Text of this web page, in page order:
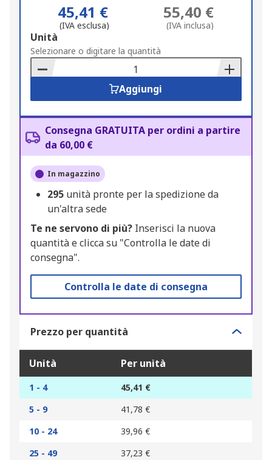
45,41 €
(IVA esclusa)
55,40 €
(IVA inclusa)
Add
to
Basket
Unità
Selezionare o digitare la quantità
Aggiungi
Consegna GRATUITA per ordini a partire
da 60,00 €
In magazzino
295 unità pronte per la spedizione da
un'altra sede
Te ne servono di più? Inserisci la nuova
quantità e clicca su "Controlla le date di
consegna".
Controlla le date di consegna
Prezzo per quantità
Unità Per unità
1 - 4
45,41 €
5 - 9
41,78 €
10 - 24
39,96 €
25 - 49
37,23 €